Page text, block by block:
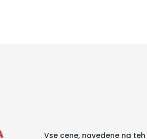
Vse cene, navedene na teh